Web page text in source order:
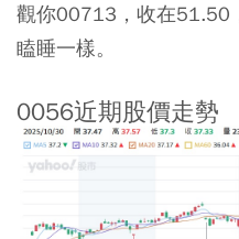
觀你00713，收在51.50
瞌睡一樣。
0056近期股價走勢